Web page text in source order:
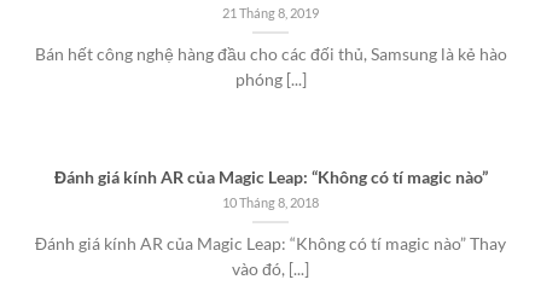
21 Tháng 8, 2019
Bán hết công nghệ hàng đầu cho các đối thủ, Samsung là kẻ hào
phóng [...]
Đánh giá kính AR của Magic Leap: “Không có tí magic nào”
10 Tháng 8, 2018
Đánh giá kính AR của Magic Leap: “Không có tí magic nào” Thay
vào đó, [...]